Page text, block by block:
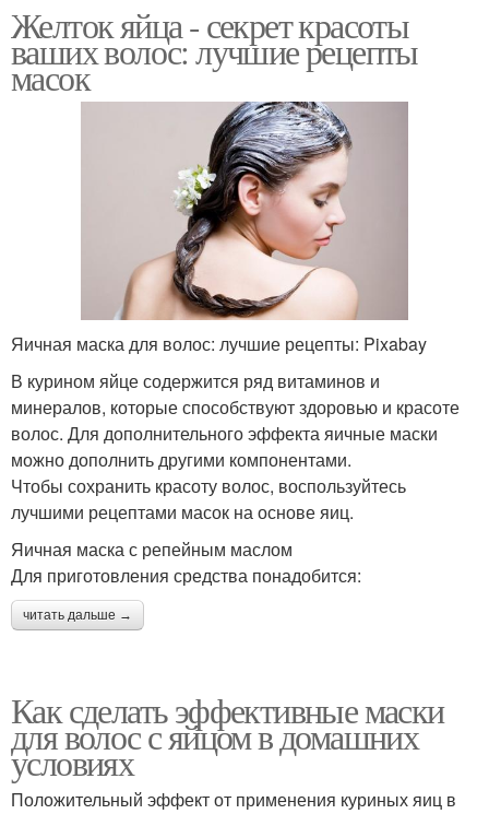
Желток яйца - секрет красоты
ваших волос: лучшие рецепты
масок
Яичная маска для волос: лучшие рецепты: Pixabay
В курином яйце содержится ряд витаминов и
минералов, которые способствуют здоровью и красоте
волос. Для дополнительного эффекта яичные маски
можно дополнить другими компонентами.
Чтобы сохранить красоту волос, воспользуйтесь
лучшими рецептами масок на основе яиц.
Яичная маска с репейным маслом
Для приготовления средства понадобится:
читать дальше →
Как сделать эффективные маски
для волос с яйцом в домашних
условиях
Положительный эффект от применения куриных яиц в